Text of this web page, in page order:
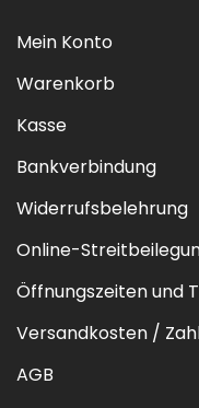
Mein Konto
Warenkorb
Kasse
Bankverbindung
Widerrufsbelehrung
Online-
Öffnungszeiten und
Versandkosten /
AGB